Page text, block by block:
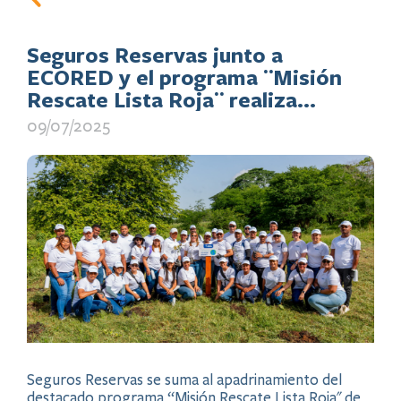
Seguros Reservas junto a
ECORED y el programa ¨Misión
Rescate Lista Roja¨ realiza
jornada de reforestación
09/07/2025
Seguros Reservas se suma al apadrinamiento del